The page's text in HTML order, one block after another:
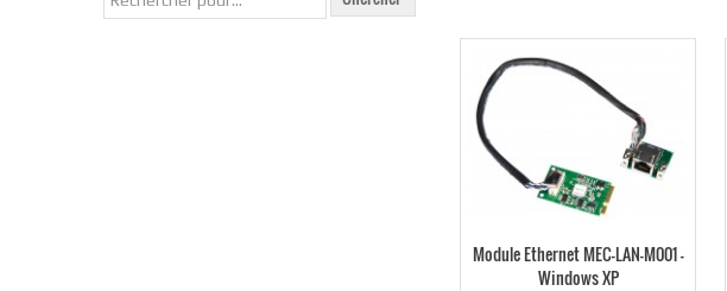
Module Ethernet MEC-LAN-M001 –
Windows XP